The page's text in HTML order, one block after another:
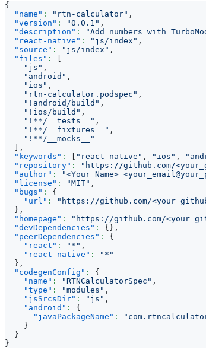
{
"name" : "rtn-calculator" ,
"version" : "0.0.1" ,
"description" : "Add numbers with
"react-native" : "js/index" ,
"source" : "js/index" ,
"files" :
"js" ,
"android" ,
"ios" ,
"rtn-calculator.podspec" ,
"!android/build" ,
"!ios/build" ,
"!**/__tests__" ,
"!**/__fixtures__" ,
"!**/__mocks__"
,
"keywords" : "react-native" , "ios" ,
"repository" : "https://github.com/
"author" : "<Your Name>
"license" : "MIT" ,
"bugs" :
{
"url" :
"https://github.com/
} ,
"homepage" : "https://github.com/
"devDependencies" : { } ,
"peerDependencies" :
{
"react" : "*" ,
"react-native" :
"*"
} ,
"codegenConfig" :
{
"name" : "RTNCalculatorSpec" ,
"type" : "modules" ,
"jsSrcsDir" : "js" ,
"android" :
{
"javaPackageName" :
}
}
}